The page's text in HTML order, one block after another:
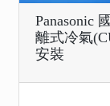
Panasonic
離式冷氣
安裝